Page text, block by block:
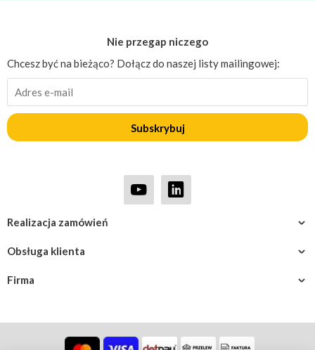
Firma
Obsługa klienta
Realizacja zamówień
Nie przegap niczego
Chcesz być na bieżąco? Dołącz do naszej listy mailingowej:
Subskrybuj